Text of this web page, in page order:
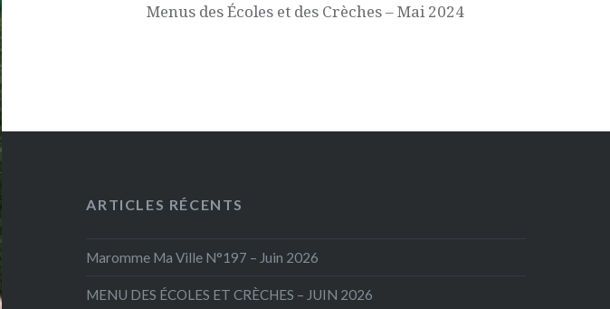
Menus des Écoles et des Crèches – Mai 2024
ARTICLES RÉCENTS
Maromme Ma Ville N°197 – Juin 2026
MENU DES ÉCOLES ET CRÈCHES – JUIN 2026